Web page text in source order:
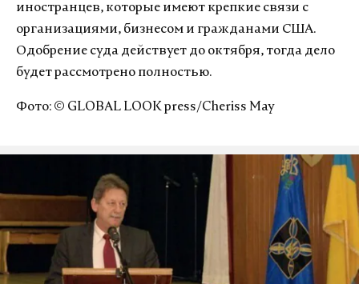
иностранцев, которые имеют крепкие связи с
организациями, бизнесом и гражданами США.
Одобрение суда действует до октября, тогда дело
будет рассмотрено полностью.
Фото: © GLOBAL LOOK press/Cheriss May